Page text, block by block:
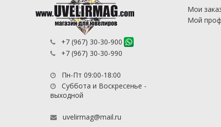
+7 (967) 30-30-900
+7 (967) 30-30-990
Пн-Пт 09:00-18:00
Суббота и Воскресенье -
выходной
uvelirmag@mail.ru
Мои
Мой